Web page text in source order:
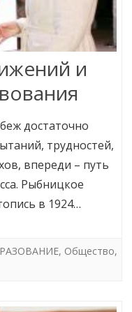
и
достаточно
трудностей,
впереди – путь
Рыбницкое
в 1924…
, Общество,